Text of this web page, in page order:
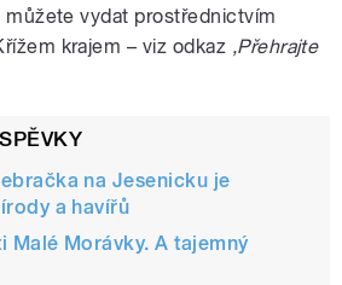
můžete vydat prostřednictvím
krajem – viz odkaz ‚Přehrajte
na Jesenicku je
a havířů
Malé Morávky. A tajemný